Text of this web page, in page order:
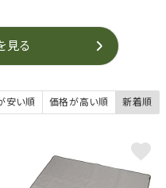
見る
安い順 価格が高い順 新着順